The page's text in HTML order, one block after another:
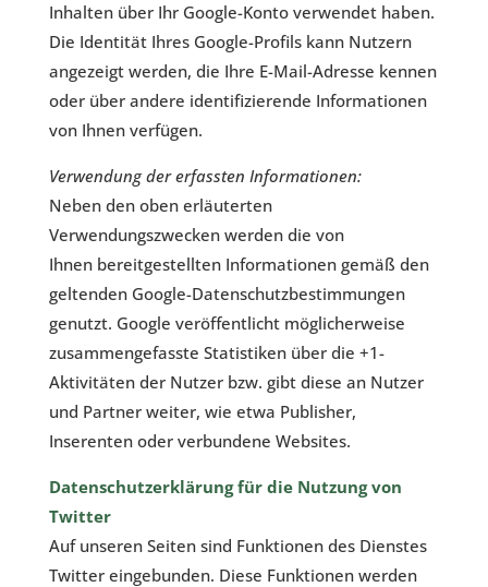
Inhalten über Ihr Google-Konto verwendet haben.
Die Identität Ihres Google-Profils kann Nutzern
angezeigt werden, die Ihre E-Mail-Adresse kennen
oder über andere identifizierende Informationen
von Ihnen verfügen.
Verwendung der erfassten Informationen:
Neben den oben erläuterten
Verwendungszwecken werden die von
Ihnen bereitgestellten Informationen gemäß den
geltenden Google-Datenschutzbestimmungen
genutzt. Google veröffentlicht möglicherweise
zusammengefasste Statistiken über die +1-
Aktivitäten der Nutzer bzw. gibt diese an Nutzer
und Partner weiter, wie etwa Publisher,
Inserenten oder verbundene Websites.
Datenschutzerklärung für die Nutzung von
Twitter
Auf unseren Seiten sind Funktionen des Dienstes
Twitter eingebunden. Diese Funktionen werden